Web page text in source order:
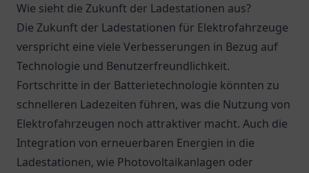
Wie sieht die Zukunft der Ladestationen aus?
Die Zukunft der Ladestationen für Elektrofahrzeuge
verspricht eine viele Verbesserungen in Bezug auf
Technologie und Benutzerfreundlichkeit.
Fortschritte in der Batterietechnologie könnten zu
schnelleren Ladezeiten führen, was die Nutzung von
Elektrofahrzeugen noch attraktiver macht. Auch die
Integration von erneuerbaren Energien in die
Ladestationen, wie Photovoltaikanlagen oder